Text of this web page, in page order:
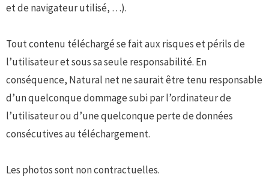
et de navigateur utilisé, …).
Tout contenu téléchargé se fait aux risques et périls de
l’utilisateur et sous sa seule responsabilité. En
conséquence, Natural net ne saurait être tenu responsable
d’un quelconque dommage subi par l’ordinateur de
l’utilisateur ou d’une quelconque perte de données
consécutives au téléchargement.
Les photos sont non contractuelles.